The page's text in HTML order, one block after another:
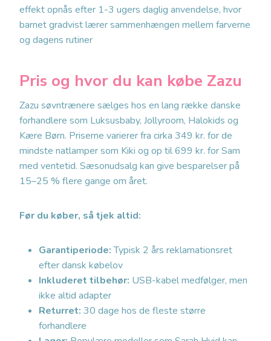
effekt opnås efter 1-3 ugers daglig anvendelse, hvor
barnet gradvist lærer sammenhængen mellem farverne
og dagens rutiner
Pris og hvor du kan købe Zazu
Zazu søvntrænere sælges hos en lang række danske
forhandlere som Luksusbaby, Jollyroom, Halokids og
Kære Børn. Priserne varierer fra cirka 349 kr. for de
mindste natlamper som Kiki og op til 699 kr. for Sam
med ventetid. Sæsonudsalg kan give besparelser på
15–25 % flere gange om året.
Før du køber, så tjek altid:
Garantiperiode:Typisk 2 års reklamationsret
efter dansk købelov
Inkluderet tilbehør: USB-kabel medfølger, men
ikke altid adapter
Returret: 30 dage hos de fleste større
forhandlere